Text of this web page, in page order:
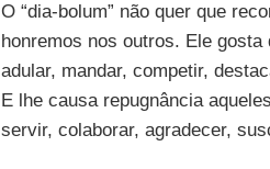
O “dia-bolum” não quer que
honremos nos outros. Ele
adular, mandar, competir,
E lhe causa repugnância
servir, colaborar, agradecer,